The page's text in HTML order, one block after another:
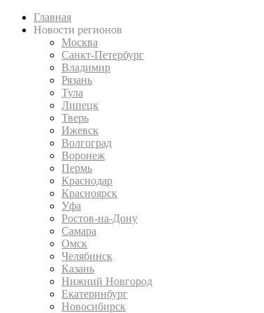
Главная
Новости регионов
Москва
Санкт-Петербург
Владимир
Рязань
Тула
Липецк
Тверь
Ижевск
Волгоград
Воронеж
Пермь
Краснодар
Красноярск
Уфа
Ростов-на-Дону
Самара
Омск
Челябинск
Казань
Нижний Новгород
Екатеринбург
Новосибирск